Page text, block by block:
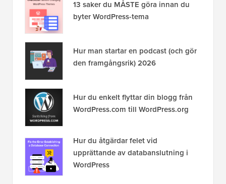
13 saker du MÅSTE göra innan du
byter WordPress-tema
Hur man startar en podcast (och gör
den framgångsrik) 2026
Hur du enkelt flyttar din blogg från
WordPress.com till WordPress.org
Hur du åtgärdar felet vid
upprättande av databanslutning i
WordPress